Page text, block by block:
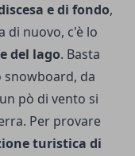
e di fondo,
di nuovo, c'è lo
del lago. Basta
snowboard, da
pò di vento si
Per provare
turisti­ca di